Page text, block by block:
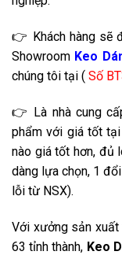
👉 Khách hàng sẽ
Showroom Keo
chúng tôi tại ( Số
👉 Là nhà cung
phẩm với giá tốt
nào giá tốt hơn, đủ
dàng lựa chọn, 1
lỗi từ NSX).
Với xưởng sản
63 tỉnh thành, Keo